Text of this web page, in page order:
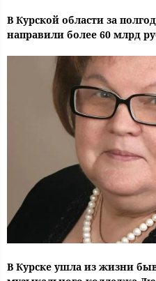
В Курской области за
направили более 60 млрд
В Курске ушла из жизни